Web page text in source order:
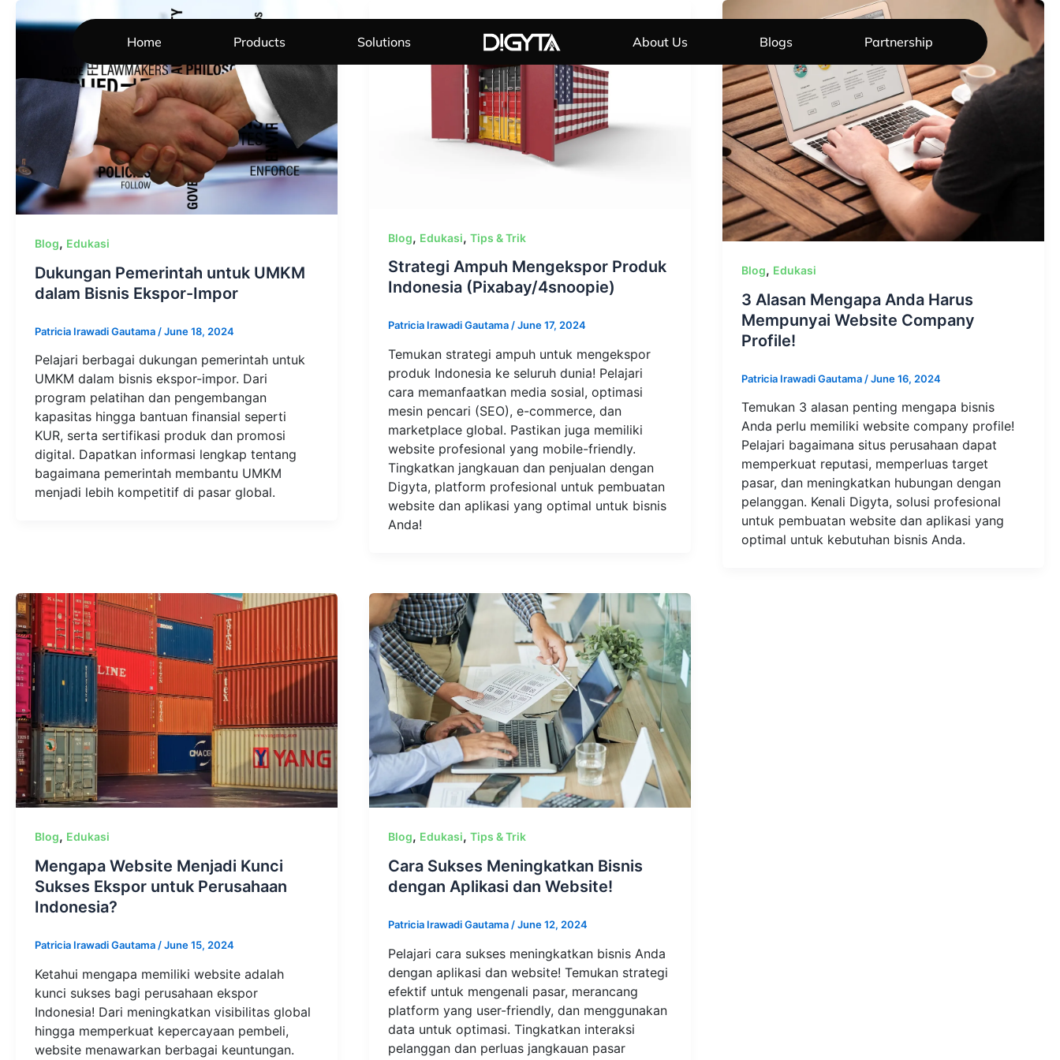
Home Products Solutions About Us Blogs Partnership
Blog, Edukasi
Dukungan Pemerintah untuk UMKM
dalam Bisnis Ekspor-Impor
Patricia Irawadi Gautama /June 18, 2024
Pelajari berbagai dukungan pemerintah untuk
UMKM dalam bisnis ekspor-impor. Dari
program pelatihan dan pengembangan
kapasitas hingga bantuan finansial seperti
KUR, serta sertifikasi produk dan promosi
digital. Dapatkan informasi lengkap tentang
bagaimana pemerintah membantu UMKM
menjadi lebih kompetitif di pasar global.
Blog, Edukasi, Tips & Trik
Strategi Ampuh Mengekspor Produk
Indonesia (Pixabay/4snoopie)
Patricia Irawadi Gautama/June 17, 2024
Temukan strategi ampuh untuk mengekspor
produk Indonesia ke seluruh dunia! Pelajari
cara memanfaatkan media sosial, optimasi
mesin pencari (SEO), e-commerce, dan
marketplace global. Pastikan juga memiliki
website profesional yang mobile-friendly.
Tingkatkan jangkauan dan penjualan dengan
Digyta, platform profesional untuk pembuatan
website dan aplikasi yang optimal untuk bisnis
Anda!
Blog, Edukasi
3 Alasan Mengapa Anda Harus
Mempunyai Website Company
Profile!
Patricia Irawadi Gautama /June 16, 2024
Temukan 3 alasan penting mengapa bisnis
Anda perlu memiliki website company profile!
Pelajari bagaimana situs perusahaan dapat
memperkuat reputasi, memperluas target
pasar, dan meningkatkan hubungan dengan
pelanggan. Kenali Digyta, solusi profesional
untuk pembuatan website dan aplikasi yang
optimal untuk kebutuhan bisnis Anda.
Blog, Edukasi
Mengapa Website Menjadi Kunci
Sukses Ekspor untuk Perusahaan
Indonesia?
Patricia Irawadi Gautama/June 15, 2024
Ketahui mengapa memiliki website adalah
kunci sukses bagi perusahaan ekspor
Indonesia! Dari meningkatkan visibilitas global
hingga memperkuat kepercayaan pembeli,
website menawarkan berbagai keuntungan.
Blog, Edukasi, Tips & Trik
Cara Sukses Meningkatkan Bisnis
dengan Aplikasi dan Website!
Patricia Irawadi Gautama/June 12, 2024
Pelajari cara sukses meningkatkan bisnis Anda
dengan aplikasi dan website! Temukan strategi
efektif untuk mengenali pasar, merancang
platform yang user-friendly, dan menggunakan
data untuk optimasi. Tingkatkan interaksi
pelanggan dan perluas jangkauan pasar